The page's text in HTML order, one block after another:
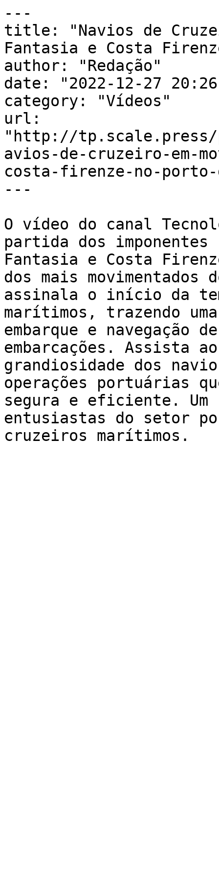
---
title: "Navios de
Fantasia e Costa
author: "Redação"
date: "2022-12-27
category: "Vídeos"
url:
"http://tp.scale.press/
avios-de-cruzeiro-em-
costa-firenze-no-porto-
---
O vídeo do canal
partida dos imponentes
Fantasia e Costa
dos mais
assinala o início da
marítimos, trazendo
embarque e navegação
embarcações. Assista
grandiosidade dos
operações portuárias
segura e eficiente. Um
entusiastas do setor
cruzeiros marítimos.